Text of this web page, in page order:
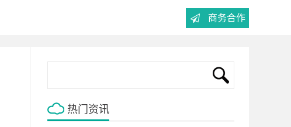
商务合作
热门资讯